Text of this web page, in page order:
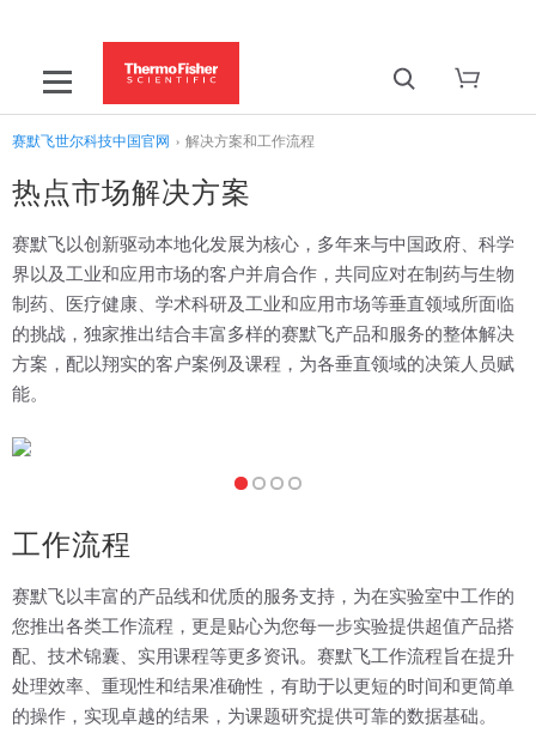
赛默飞世尔科技中国官网 › 解决方案和工作流程
热点市场解决方案
赛默飞以创新驱动本地化发展为核心，多年来与中国政府、科学
界以及工业和应用市场的客户并肩合作，共同应对在制药与生物
制药、医疗健康、学术科研及工业和应用市场等垂直领域所面临
的挑战，独家推出结合丰富多样的赛默飞产品和服务的整体解决
方案，配以翔实的客户案例及课程，为各垂直领域的决策人员赋
能。
制药与生物制药解决方案
赛默飞持续关注制药与生物制药垂直市场，凭借领先的技术实力、创
开发到商业化上市的每个关键环节，帮助客户加快创新速度并提高生
产力。
方案详情
工作流程
赛默飞以丰富的产品线和优质的服务支持，为在实验室中工作的
您推出各类工作流程，更是贴心为您每一步实验提供超值产品搭
配、技术锦囊、实用课程等更多资讯。赛默飞工作流程旨在提升
处理效率、重现性和结果准确性，有助于以更短的时间和更简单
的操作，实现卓越的结果，为课题研究提供可靠的数据基础。